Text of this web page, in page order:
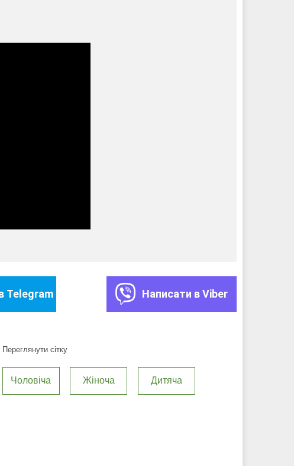
Telegram Написати в Viber
Переглянути сітку
Чоловіча Жіноча Дитяча